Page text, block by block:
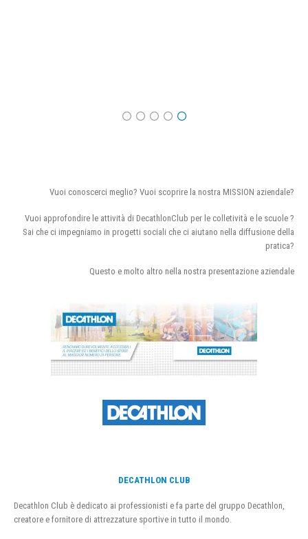
Vuoi conoscerci meglio? Vuoi scoprire la nostra MISSION aziendale?
Vuoi approfondire le attività di DecathlonClub per le colletività e le scuole ?
Sai che ci impegniamo in progetti sociali che ci aiutano nella diffusione della
pratica?
Questo e molto altro nella nostra presentazione aziendale
DECATHLON CLUB
Decathlon Club è dedicato ai professionisti e fa parte del gruppo Decathlon,
creatore e fornitore di attrezzature sportive in tutto il mondo.